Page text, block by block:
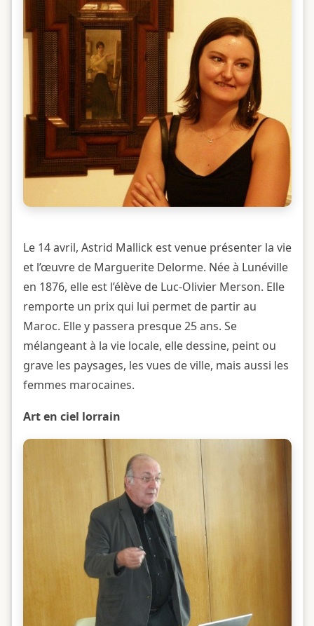
Le 14 avril, Astrid Mallick est venue présenter la vie
et l’œuvre de Marguerite Delorme. Née à Lunéville
en 1876, elle est l’élève de Luc-Olivier Merson. Elle
remporte un prix qui lui permet de partir au
Maroc. Elle y passera presque 25 ans. Se
mélangeant à la vie locale, elle dessine, peint ou
grave les paysages, les vues de ville, mais aussi les
femmes marocaines.
Art en ciel lorrain